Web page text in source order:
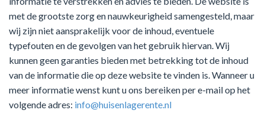
met de grootste zorg en nauwkeurigheid samengesteld, maar
wij zijn niet aansprakelijk voor de inhoud, eventuele
typefouten en de gevolgen van het gebruik hiervan. Wij
kunnen geen garanties bieden met betrekking tot de inhoud
van de informatie die op deze website te vinden is. Wanneer u
meer informatie wenst kunt u ons bereiken per e-mail op het
volgende adres: info@huisenlagerente.nl